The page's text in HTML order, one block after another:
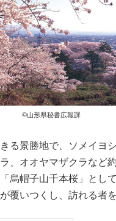
©山形県秘書広報課
る景勝地で、ソメイヨ
、オオヤマザクラなど
烏帽子山千本桜」とし
覆いつくし、訪れる者